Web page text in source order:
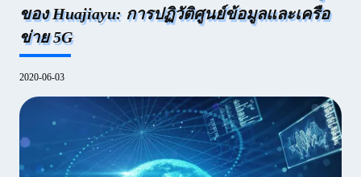
ของ Huajiayu: การปฏิวัติศูนย์ข้อมูลและเครือ
ข่าย 5G
2020-06-03